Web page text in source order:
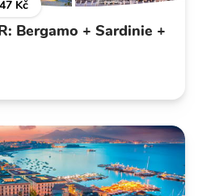
Kč
Bergamo + Sardinie +